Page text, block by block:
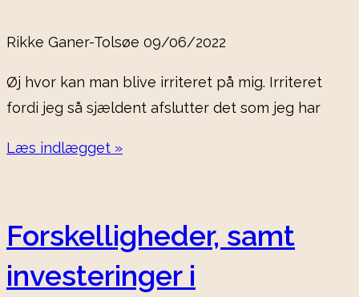
Rikke Ganer-Tolsøe 09/06/2022
Øj hvor kan man blive irriteret på mig. Irriteret
fordi jeg så sjældent afslutter det som jeg har
Læs indlægget »
Forskelligheder, samt
investeringer i